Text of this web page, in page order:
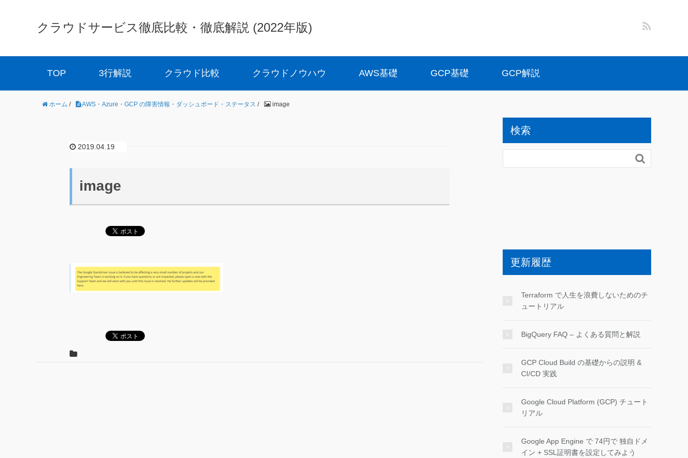
クラウドサービス徹底比較・徹底解説 (2022年版)
TOP 3行解説 クラウド比較 クラウドノウハウ AWS基礎 GCP基礎 GCP解説
ホーム / AWS・Azure・GCP の障害情報・ダッシュボード・ステータス / image
2019.04.19
image
検索

更新履歴
Terraform で人生を浪費しないためのチ
ュートリアル
BigQuery FAQ – よくある質問と解説
GCP Cloud Build の基礎からの説明 &
CI/CD 実践
Google Cloud Platform (GCP) チュート
リアル
Google App Engine で 74円で 独自ドメ
イン + SSL証明書を設定してみよう